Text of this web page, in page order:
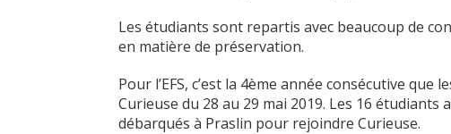
Les étudiants sont repartis avec beaucoup de
en matière de préservation.
Pour l’EFS, c’est la 4ème année consécutive
Curieuse du 28 au 29 mai 2019. Les 16
débarqués à Praslin pour rejoindre Curieuse.